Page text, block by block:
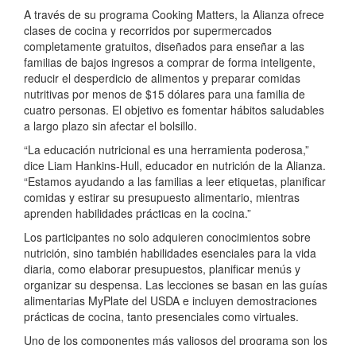
A través de su programa Cooking Matters, la Alianza ofrece
clases de cocina y recorridos por supermercados
completamente gratuitos, diseñados para enseñar a las
familias de bajos ingresos a comprar de forma inteligente,
reducir el desperdicio de alimentos y preparar comidas
nutritivas por menos de $15 dólares para una familia de
cuatro personas. El objetivo es fomentar hábitos saludables
a largo plazo sin afectar el bolsillo.
“La educación nutricional es una herramienta poderosa,”
dice Liam Hankins-Hull, educador en nutrición de la Alianza.
“Estamos ayudando a las familias a leer etiquetas, planificar
comidas y estirar su presupuesto alimentario, mientras
aprenden habilidades prácticas en la cocina.”
Los participantes no solo adquieren conocimientos sobre
nutrición, sino también habilidades esenciales para la vida
diaria, como elaborar presupuestos, planificar menús y
organizar su despensa. Las lecciones se basan en las guías
alimentarias MyPlate del USDA e incluyen demostraciones
prácticas de cocina, tanto presenciales como virtuales.
Uno de los componentes más valiosos del programa son los